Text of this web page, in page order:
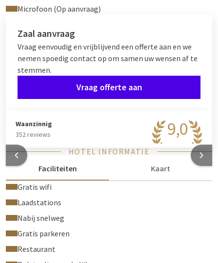
Microfoon (Op aanvraag)
Zaal aanvraag
Vraag eenvoudig en vrijblijvend een offerte aan en we
nemen spoedig contact op om samen uw wensen af te
stemmen.
Vraag offerte aan
9,0
Waanzinnig
352 reviews
HOTEL INFORMATIE
Faciliteiten
Kaart
Gratis wifi
Laadstations
Nabij snelweg
Gratis parkeren
Restaurant